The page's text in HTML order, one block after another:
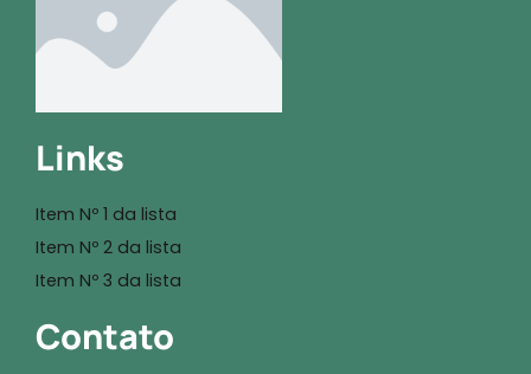
Links
Item Nº 1 da lista
Item Nº 2 da lista
Item Nº 3 da lista
Contato